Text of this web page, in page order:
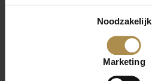
Noodzakelijk
Marketing